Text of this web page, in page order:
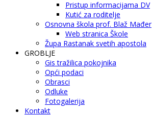
Pristup informacijama DV
Kutić za roditelje
Osnovna škola prof. Blaž Mađer
Web stranica Škole
Župa Rastanak svetih apostola
GROBLJE
Gis tražilica pokojnika
Opći podaci
Obrasci
Odluke
Fotogalerija
Kontakt